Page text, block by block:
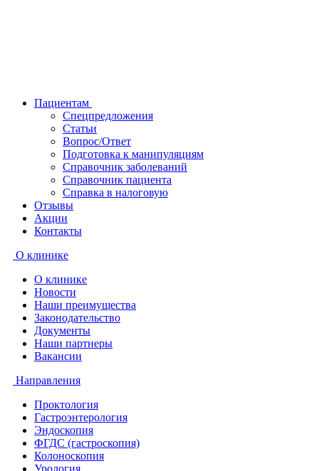
Пациентам
Спецпредложения
Статьи
Вопрос/Ответ
Подготовка к манипуляциям
Справочник заболеваний
Справочник пациента
Справка в налоговую
Отзывы
Акции
Контакты
О клинике
О клинике
Новости
Наши преимущества
Законодательство
Документы
Наши партнеры
Вакансии
Направления
Проктология
Гастроэнтерология
Эндоскопия
ФГДС (гастроскопия)
Колоноскопия
Урология